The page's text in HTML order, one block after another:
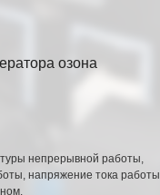
озона
непрерывной работы,
напряжение тока работы